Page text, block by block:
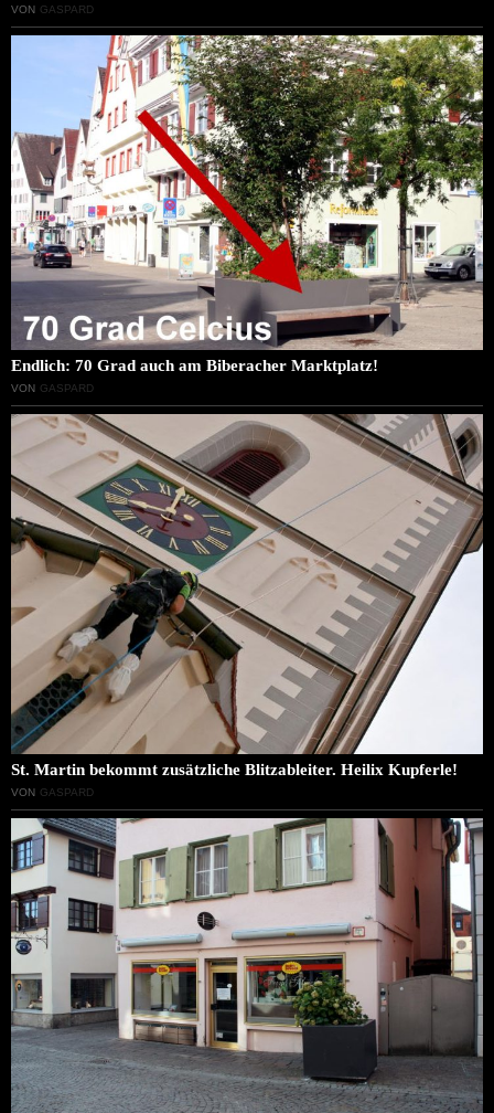
VON GASPARD
Endlich: 70 Grad auch am Biberacher Marktplatz!
VON GASPARD
St. Martin bekommt zusätzliche Blitzableiter. Heilix Kupferle!
VON GASPARD